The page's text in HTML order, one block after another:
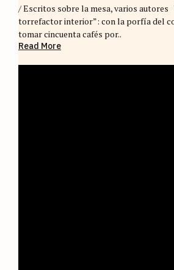
/ Escritos sobre la mesa, varios autores
torrefactor interior”: con la porfía del
tomar cincuenta cafés por..
Read More